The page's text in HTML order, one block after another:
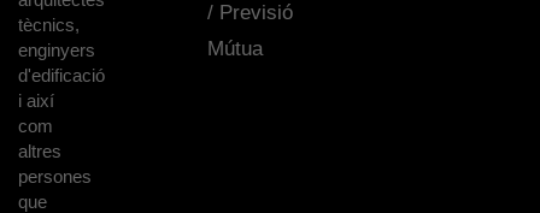
tècnics,
enginyers
d'edificació
i així
com
altres
persones
que
/ Previsió
Mútua